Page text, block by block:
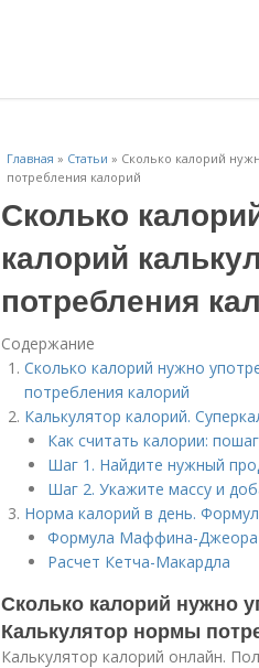
Главная » Статьи » Сколько калорий
потребления калорий
Сколько
калорий
потребления
Содержание
Сколько калорий нужно
потребления калорий
Калькулятор калорий.
Как считать калории:
Шаг 1. Найдите нужный
Шаг 2. Укажите массу и
Норма калорий в день.
Формула Маффина-Джеора
Расчет Кетча-Макардла
Сколько калорий нужно
Калькулятор нормы
Калькулятор калорий онлайн.